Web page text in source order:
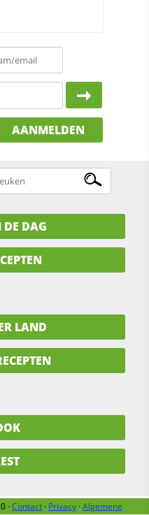
AANMELDEN
DE DAG
LAND
·Contact · Privacy ·Algemene